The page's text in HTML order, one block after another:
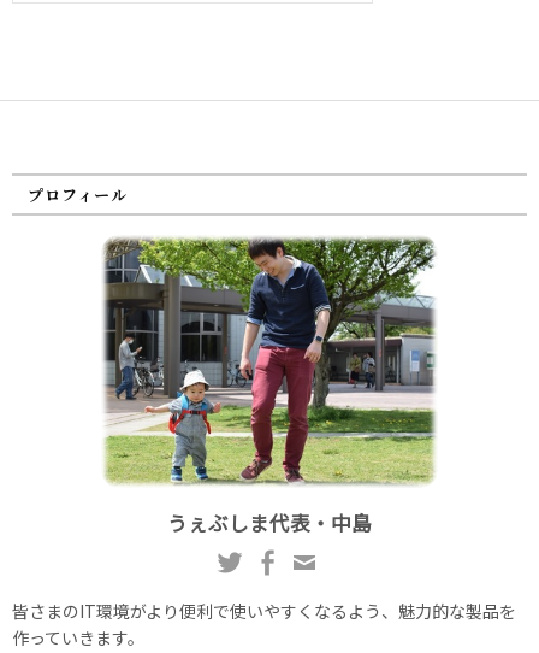
プロフィール
うぇぶしま代表・中島
皆さまのIT環境がより便利で使いやすくなるよう、魅力的な製品を
作っていきます。